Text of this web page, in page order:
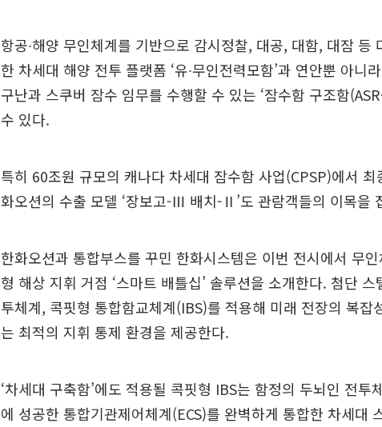
항공∙해양 무인체계를 기반으로 감시정찰, 대공, 대함, 대잠 등
한 차세대 해양 전투 플랫폼 ‘유∙무인전력모함’과 연안뿐 아니
구난과 스쿠버 잠수 임무를 수행할 수 있는 ‘잠수함 구조함
수 있다.
특히 60조원 규모의 캐나다 차세대 잠수함 사업(CPSP)에서
화오션의 수출 모델 ‘장보고-Ⅲ 배치-Ⅱ’도 관람객들의 이목을
한화오션과 통합부스를 꾸민 한화시스템은 이번 전시에서 무
형 해상 지휘 거점 ‘스마트 배틀십’ 솔루션을 소개한다. 첨단
투체계, 콕핏형 통합함교체계(IBS)를 적용해 미래 전장의 복잡
는 최적의 지휘 통제 환경을 제공한다.
‘차세대 구축함’에도 적용될 콕핏형 IBS는 함정의 두뇌인 전투
에 성공한 통합기관제어체계(ECS)를 완벽하게 통합한 차세대